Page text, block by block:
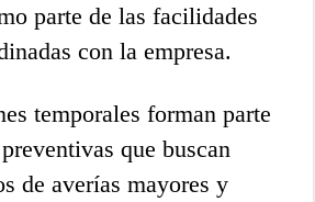
parte de las facilidades
con la empresa.
temporales forman parte
que buscan
de averías mayores y